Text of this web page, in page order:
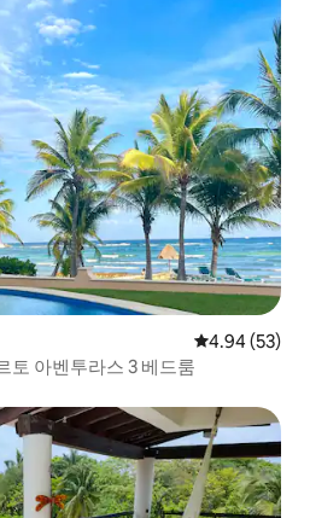
평점 4.94점(5
4.94 (53)
토 아벤투라스 3 베드룸